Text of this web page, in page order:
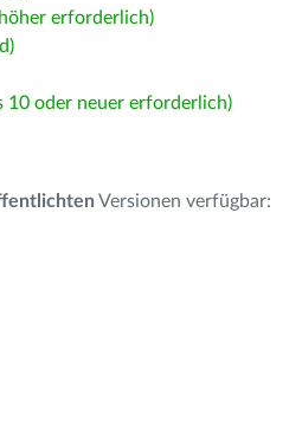
erforderlich)
oder neuer erforderlich)
Versionen verfügbar: